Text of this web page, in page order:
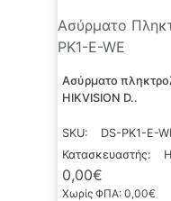
Ασύρματο
PK1-E-WE
Ασύρματο
HIKVISION D..
SKU:
DS-PK1-E-
Κατασκευαστής:
0,00€
Χωρίς ΦΠΑ: 0,00€